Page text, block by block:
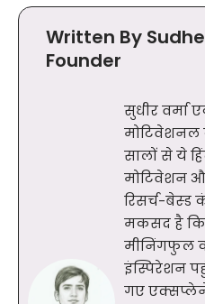
Written By
Founder
सुधीर वर्मा
मोटिवेशनल
सालों से ये
मोटिवेशन
रिसर्च-बेस्ड
मकसद है कि
मीनिंगफुल
इंस्पिरेशन
गए